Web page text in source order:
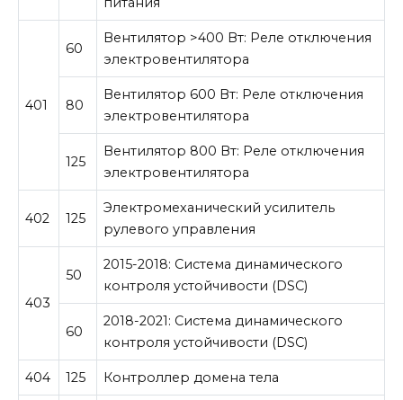
401
60
Вентилятор >400 Вт: Реле отключения
электровентилятора
80
Вентилятор 600 Вт: Реле отключения
электровентилятора
125
Вентилятор 800 Вт: Реле отключения
электровентилятора
402 125
Электромеханический усилитель
рулевого управления
403
50
2015-2018: Система динамического
контроля устойчивости (DSC)
60
2018-2021: Система динамического
контроля устойчивости (DSC)
404 125 Контроллер домена тела